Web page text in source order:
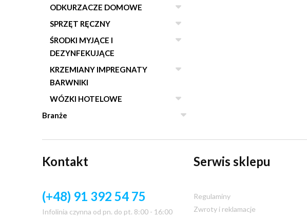
ODKURZACZE DOMOWE
SPRZĘT RĘCZNY
ŚRODKI MYJĄCE I
DEZYNFEKUJĄCE
KRZEMIANY IMPREGNATY
BARWNIKI
WÓZKI HOTELOWE
Branże
Kontakt
(+48) 91 392 54 75
Infolinia czynna od pn. do pt. 8:00 - 16:00
Serwis sklepu
Regulaminy
Zwroty i reklamacje